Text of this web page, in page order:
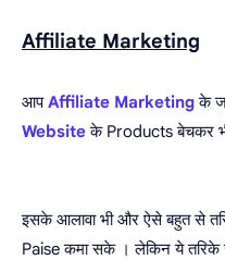
Affiliate Marketing
आपAffiliate Marketingके
Websiteके Products बेचकर
इसके आलावा भी और ऐसे बहुत से
Paise कमा सके । लेकिन ये तरिके